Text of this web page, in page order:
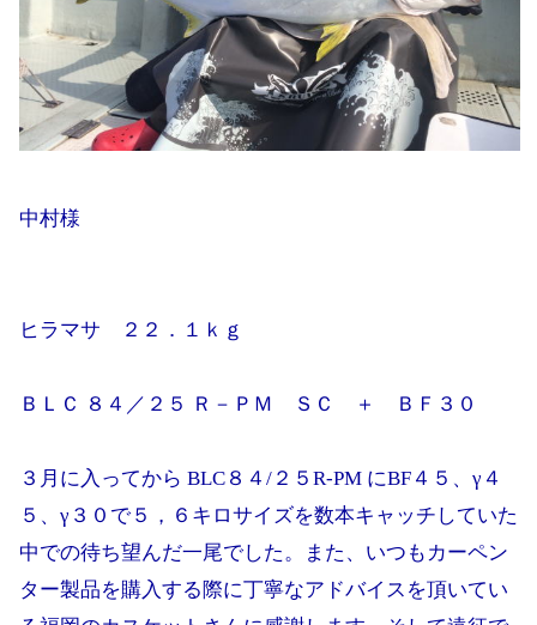
中村様
ヒラマサ ２２．１ｋｇ
ＢＬＣ ８４／２５ Ｒ－ＰＭ ＳＣ ＋ ＢＦ３０
３月に入ってから BLC８４/２５R-PM にBF４５、γ４
５、γ３０で５，６キロサイズを数本キャッチしていた
中での待ち望んだ一尾でした。また、いつもカーペン
ター製品を購入する際に丁寧なアドバイスを頂いてい